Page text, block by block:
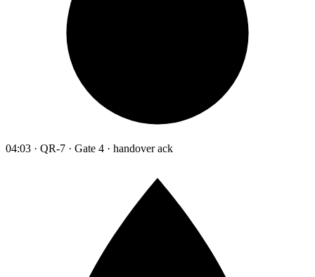
04:03 · QR-7 · Gate 4 · handover ack